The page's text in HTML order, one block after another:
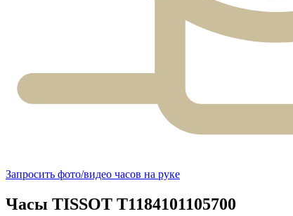
Запросить фото/видео часов на руке
Часы TISSOT T1184101105700